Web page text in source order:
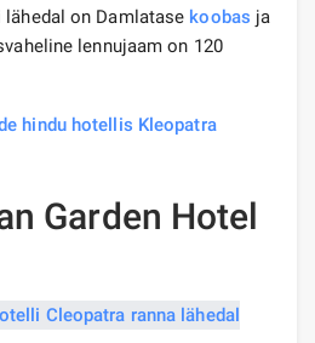
on Damlatase koobas ja
lennujaam on 120
hindu hotellis Kleopatra
Garden Hotel